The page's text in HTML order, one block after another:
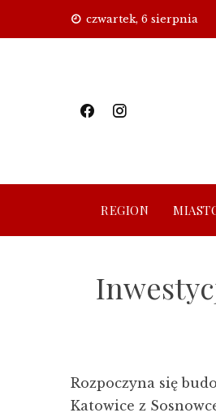
czwartek, 6 sierpnia
REGION
Rozpoczyna się
Katowice z